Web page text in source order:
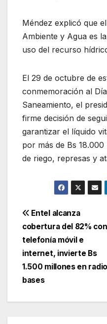
Méndez explicó que
Ambiente y Agua es
uso del recurso
El 29 de octubre de
conmemoración al
Saneamiento, el
firme decisión de
garantizar el líquido
por más de Bs
de riego, represas y
Navegación
de
entradas
Entel alcanza
cobertura del 82% con
telefonía móvil e
internet, invierte Bs
1.500 millones en radio
bases